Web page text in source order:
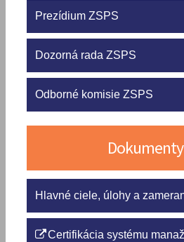
Prezídium ZSPS
Dozorná rada ZSPS
Odborné komisie ZSPS
Dokumenty
Hlavné ciele, úlohy a
Certifikácia systému